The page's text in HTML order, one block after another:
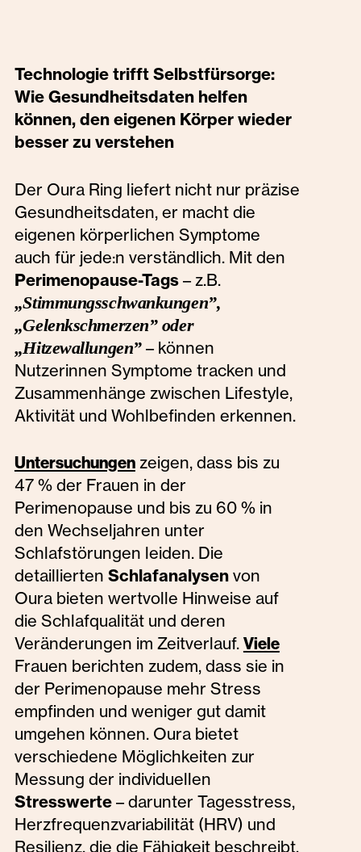
Technologie trifft Selbstfürsorge:
Wie Gesundheitsdaten helfen
können, den eigenen Körper wieder
besser zu verstehen
Der Oura Ring liefert nicht nur präzise
Gesundheitsdaten, er macht die
eigenen körperlichen Symptome
auch für jede:n verständlich. Mit den
Perimenopause-Tags– z.B.
„Stimmungsschwankungen”,
„Gelenkschmerzen” oder
„Hitzewallungen”– können
Nutzerinnen Symptome tracken und
Zusammenhänge zwischen Lifestyle,
Aktivität und Wohlbefinden erkennen.
Untersuchungenzeigen, dass bis zu
47 % der Frauen in der
Perimenopause und bis zu 60 % in
den Wechseljahren unter
Schlafstörungen leiden. Die
detaillierten Schlafanalysenvon
Oura bieten wertvolle Hinweise auf
die Schlafqualität und deren
Veränderungen im Zeitverlauf. Viele
Frauen berichten zudem, dass sie in
der Perimenopause mehr Stress
empfinden und weniger gut damit
umgehen können. Oura bietet
verschiedene Möglichkeiten zur
Messung der individuellen
Stresswerte– darunter Tagesstress,
Herzfrequenzvariabilität (HRV) und
Resilienz, die die Fähigkeit beschreibt,